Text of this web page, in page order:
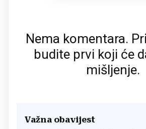
Nema komentara.
budite prvi koji će
mišljenje.
Važna obavijest